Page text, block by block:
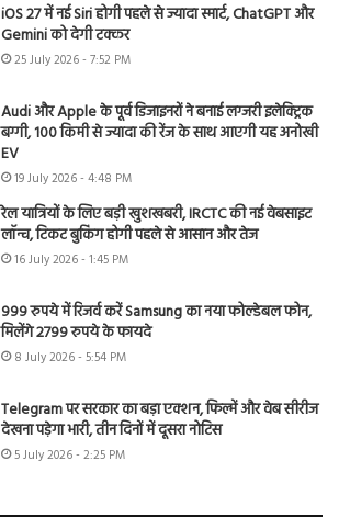
iOS 27 में नई Siri होगी पहले से ज्यादा स्मार्ट, ChatGPT और
Gemini को देगी टक्कर
25 July 2026 - 7:52 PM
Audi और Apple के पूर्व डिजाइनरों ने बनाई लग्जरी इलेक्ट्रिक
बग्गी, 100 किमी से ज्यादा की रेंज के साथ आएगी यह अनोखी
EV
19 July 2026 - 4:48 PM
रेल यात्रियों के लिए बड़ी खुशखबरी, IRCTC की नई वेबसाइट
लॉन्च, टिकट बुकिंग होगी पहले से आसान और तेज
16 July 2026 - 1:45 PM
999 रुपये में रिजर्व करें Samsung का नया फोल्डेबल फोन,
मिलेंगे 2799 रुपये के फायदे
8 July 2026 - 5:54 PM
Telegram पर सरकार का बड़ा एक्शन, फिल्में और वेब सीरीज
देखना पड़ेगा भारी, तीन दिनों में दूसरा नोटिस
5 July 2026 - 2:25 PM